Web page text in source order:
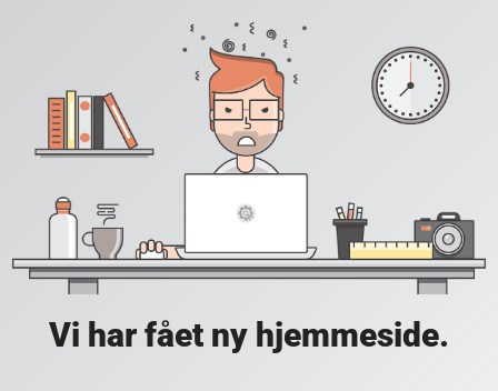
Vi har fået ny hjemmeside.